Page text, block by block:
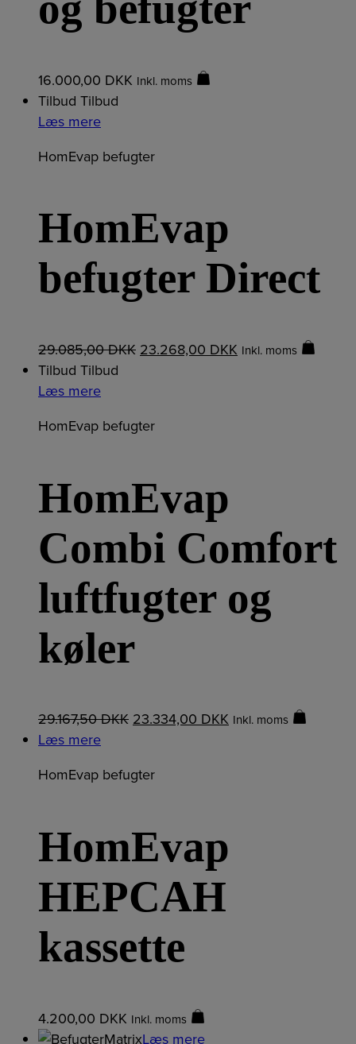
16.000,00 DKK Inkl. moms
Tilbud Tilbud
Læs mere
HomEvap befugter
HomEvap
befugter Direct
29.085,00DKK 23.268,00 DKK Inkl. moms
Tilbud Tilbud
Læs mere
HomEvap befugter
HomEvap
Combi Comfort
luftfugter og
køler
29.167,50DKK23.334,00DKK Inkl. moms
Læs mere
HomEvap befugter
HomEvap
HEPCAH
kassette
4.200,00 DKK Inkl. moms
Læs mere